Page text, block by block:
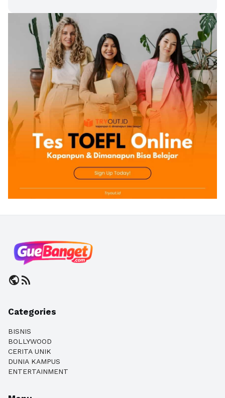
publicrss_feed
Categories
BISNIS
BOLLYWOOD
CERITA UNIK
DUNIA KAMPUS
ENTERTAINMENT